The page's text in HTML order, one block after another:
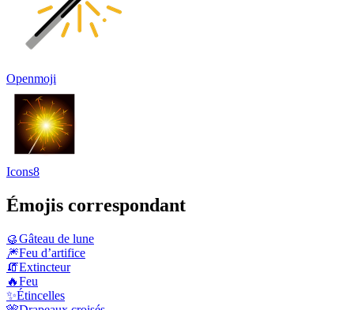
Openmoji
Icons8
Émojis correspondant
🥮Gâteau de lune
🎆Feu d’artifice
🧯Extincteur
🔥Feu
✨Étincelles